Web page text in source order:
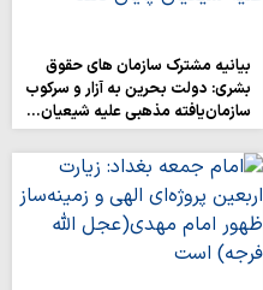
بیانیه مشترک سازمان های حقوق
بشری: دولت بحرین به آزار و سرکوب
سازمان‌یافته مذهبی علیه شیعیان…